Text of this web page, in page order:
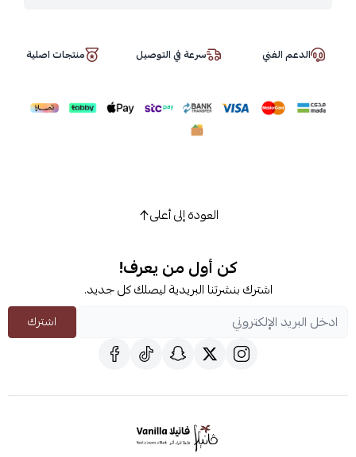
الدعم الفني سرعة في التوصيل منتجات اصلية
العودة إلى أعلى
كن أول من يعرف!
اشترك بنشرتنا البريدية ليصلك كل جديد.
اشترك